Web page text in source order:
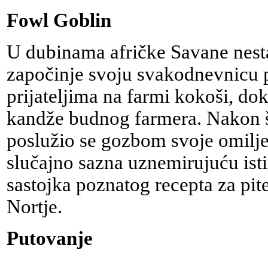
Fowl Goblin
U dubinama afričke Savane
započinje svoju
prijateljima na farmi kokoši,
kandže budnog farmera.
poslužio se gozbom svoje
slučajno sazna uznemirujuću
sastojka poznatog recepta za
Nortje.
Putovanje